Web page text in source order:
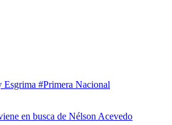
Esgrima #Primera Nacional
en busca de Nélson Acevedo